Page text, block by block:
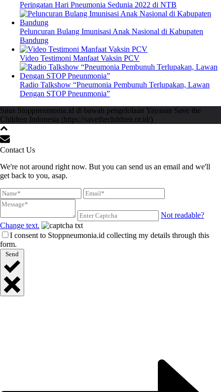
Peringatan Hari Pneumonia Sedunia 2022 di NTB
Peluncuran Bulang Imunisasi Anak Nasional di Kabupaten
Bandung
Video Testimoni Manfaat Vaksin PCV
Radio Talkshow “Pneumonia Pembunuh Terlupakan, Lawan
Dengan STOP Pneunmonia”
Situs Stoppneumonia.id di bawah pengelolaan Yayasan Save the
Children Indonesia (https://savethechildren.or.id/)
Contact Us
We're not around right now. But you can send us an email and we'll
get back to you, asap.
Not readable?
Change text.
I consent to Stoppneumonia.id collecting my details through this
form.
Send